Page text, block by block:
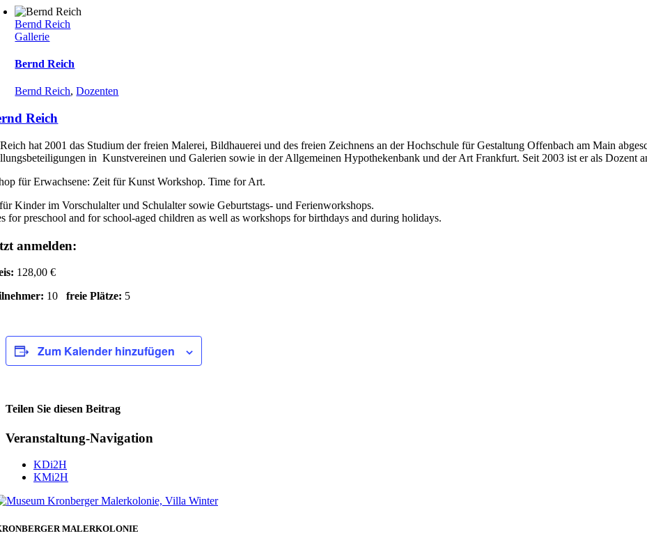
Bernd Reich
Gallerie
Bernd Reich
Bernd Reich,Dozenten
Reich
hat 2001 das Studium der freien Malerei, Bildhauerei und des freien Zeichnens an der Hochschule für Gestaltung Offenbach am Main
in Kunstvereinen und Galerien sowie in der Allgemeinen Hypothekenbank und der Art Frankfurt. Seit 2003 ist er als Dozent
für Erwachsene: Zeit für Kunst Workshop. Time for Art.
Kinder im Vorschulalter und Schulalter sowie Geburtstags- und Ferienworkshops.
for preschool and for school-aged children as well as workshops for birthdays and during holidays.
anmelden:
128,00 €
10freie Plätze: 5
Zum Kalender hinzufügen
Teilen Sie diesen Beitrag
Facebook
Veranstaltung-Navigation
KDi2H
KMi2H
MALERKOLONIE